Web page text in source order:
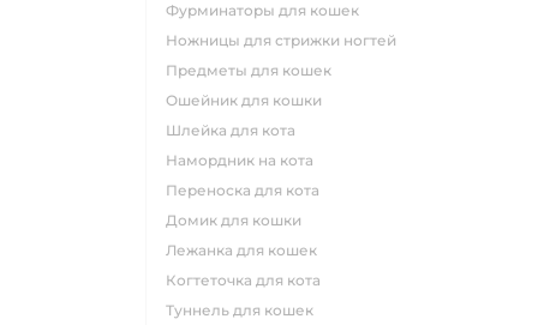
фурминаторы для кошек
ножницы для стрижки ногтей
предметы для кошек
ошейник для кошки
шлейка для кота
намордник на кота
переноска для кота
домик для кошки
лежанка для кошек
когтеточка для кота
туннель для кошек